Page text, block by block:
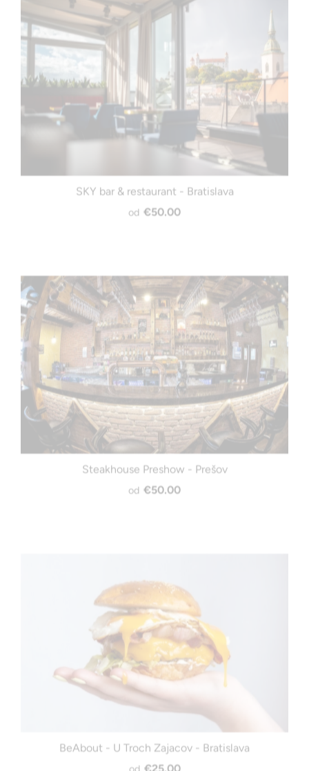
SKY bar & restaurant - Bratislava
od €50.00
Steakhouse Preshow - Prešov
od €50.00
BeAbout - U Troch Zajacov - Bratislava
od €25.00